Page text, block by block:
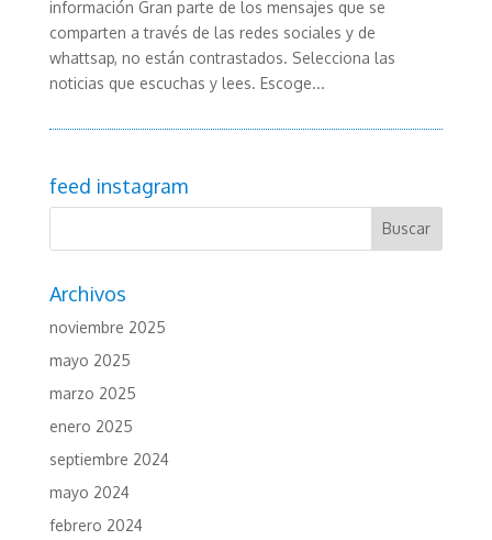
información Gran parte de los mensajes que se
comparten a través de las redes sociales y de
whattsap, no están contrastados. Selecciona las
noticias que escuchas y lees. Escoge...
feed instagram
Archivos
noviembre 2025
mayo 2025
marzo 2025
enero 2025
septiembre 2024
mayo 2024
febrero 2024